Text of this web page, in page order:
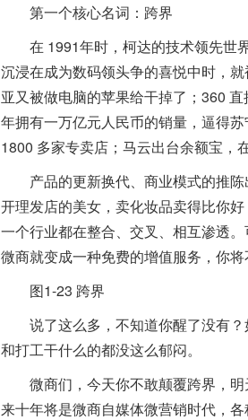
第一个核心名词：跨界
在 1991年时，柯达的技术领先世
沉浸在成为数码领头争的喜悦中时，
亚又被做电脑的苹果给干掉了；360
年拥有一万亿元人民币的销量，逼得
1800 多家专卖店；马云出台余额宝
产品的更新换代、商业模式的推陈
开理发店的美女，卖化妆品卖得比你
一个行业都在整合、交叉、相互渗透
微商就变成一种免费的增值服务，你
图1-23 跨界
说了这么多，不知道你醒了没有？
和打工干什么的都没这么郁闷。
微商们，今天你不敢颠覆跨界，明
来十年将是微商自媒体微营销时代，